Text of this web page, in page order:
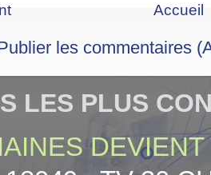
Accueil
les commentaires
LES PLUS